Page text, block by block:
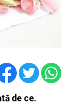
de ce.